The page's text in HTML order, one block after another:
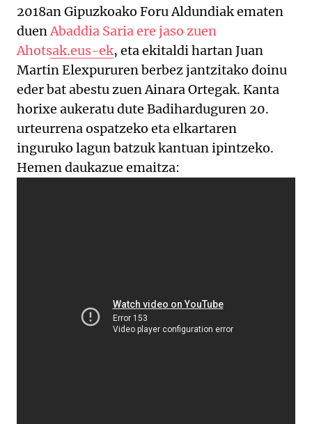
2018an Gipuzkoako Foru Aldundiak ematen
duenAbaddia Saria ere jaso zuen
Ahotsak.eus-ek, eta ekitaldi hartan Juan
Martin Elexpururen berbez jantzitako doinu
eder bat abestu zuen Ainara Ortegak. Kanta
horixe aukeratu dute Badiharduguren 20.
urteurrena ospatzeko eta elkartaren
inguruko lagun batzuk kantuan ipintzeko.
Hemen daukazue emaitza: